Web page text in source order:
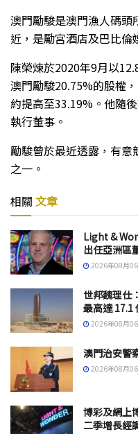
澳門勵駿是澳門漁人碼
近，是勵宮酒店及巴比倫
陳榮煉於2020年9月以
澳門勵駿20.75%的股權
約提高至33.19%。他隨
執行董事。
勵駿曾於最近透露，有
之一。
相關 文章
Light &
出任亞洲區
2026年08月
世邦魏理仕
最高達 17.1
2026年08月
澳門治安警
2026年08月
博彩及網上
二季增長經